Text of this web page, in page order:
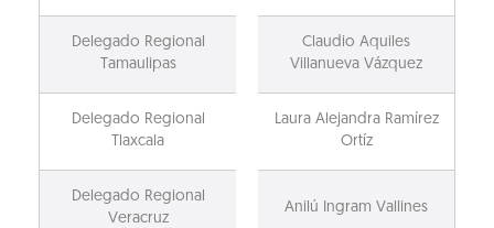
Delegado Regional
Tamaulipas
Claudio Aquiles
Villanueva Vázquez
Delegado Regional
Tlaxcala
Laura Alejandra Ramírez
Ortíz
Delegado Regional
Veracruz
Anilú Ingram Vallines